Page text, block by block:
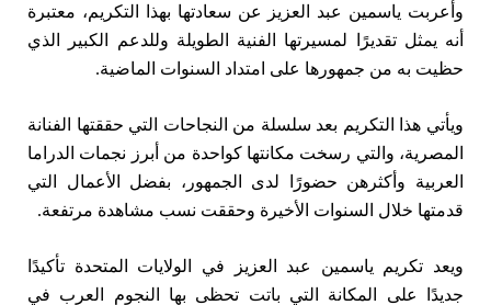
وأعربت ياسمين عبد العزيز عن سعادتها بهذا التكريم، معتبرة
أنه يمثل تقديرًا لمسيرتها الفنية الطويلة وللدعم الكبير الذي
حظيت به من جمهورها على امتداد السنوات الماضية.
ويأتي هذا التكريم بعد سلسلة من النجاحات التي حققتها الفنانة
المصرية، والتي رسخت مكانتها كواحدة من أبرز نجمات الدراما
العربية وأكثرهن حضورًا لدى الجمهور، بفضل الأعمال التي
قدمتها خلال السنوات الأخيرة وحققت نسب مشاهدة مرتفعة.
ويعد تكريم ياسمين عبد العزيز في الولايات المتحدة تأكيدًا
جديدًا على المكانة التي باتت تحظى بها النجوم العرب في